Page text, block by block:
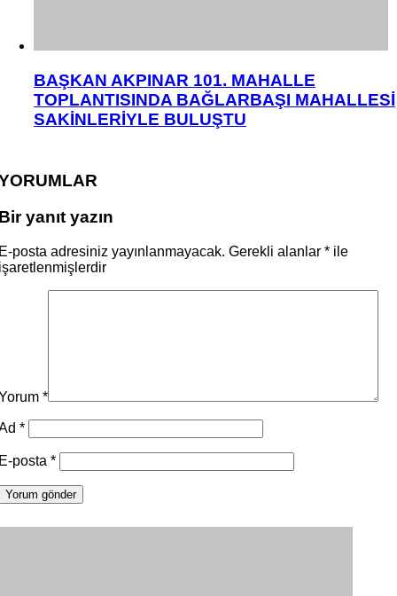
BAŞKAN AKPINAR 101. MAHALLE
TOPLANTISINDA BAĞLARBAŞI MAHALLESİ
SAKİNLERİYLE BULUŞTU
yanıt yazın
posta adresiniz yayınlanmayacak. Gerekli alanlar * ile
*
*
posta *